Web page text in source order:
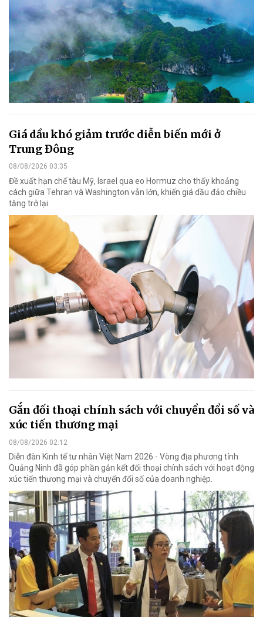
Giá dầu khó giảm trước diễn biến mới ở
Trung Đông
08/08/2026 03:35
Đề xuất hạn chế tàu Mỹ, Israel qua eo Hormuz cho thấy khoảng
cách giữa Tehran và Washington vẫn lớn, khiến giá dầu đảo chiều
tăng trở lại.
Gắn đối thoại chính sách với chuyển đổi số và
xúc tiến thương mại
08/08/2026 02:12
Diễn đàn Kinh tế tư nhân Việt Nam 2026 - Vòng địa phương tỉnh
Quảng Ninh đã góp phần gắn kết đối thoại chính sách với hoạt động
xúc tiến thương mại và chuyển đổi số của doanh nghiệp.